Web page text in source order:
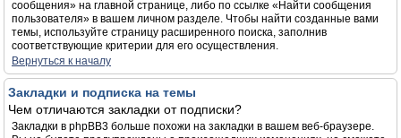
сообщения» на главной странице, либо по ссылке «Найти сообщения
пользователя» в вашем личном разделе. Чтобы найти созданные вами
темы, используйте страницу расширенного поиска, заполнив
соответствующие критерии для его осуществления.
Вернуться к началу
Закладки и подписка на темы
Чем отличаются закладки от подписки?
Закладки в phpBB3 больше похожи на закладки в вашем веб-браузере.